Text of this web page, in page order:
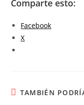
Comparte esto:
Facebook
X
TAMBIÉN